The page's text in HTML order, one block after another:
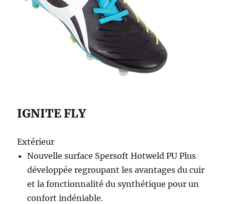
IGNITE FLY
Extérieur
Nouvelle surface Spersoft Hotweld PU Plus
développée regroupant les avantages du cuir
et la fonctionnalité du synthétique pour un
confort indéniable.